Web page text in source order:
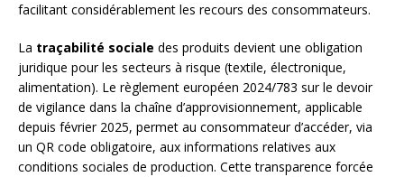
facilitant considérablement les recours des consommateurs.
La traçabilité sociale des produits devient une obligation
juridique pour les secteurs à risque (textile, électronique,
alimentation). Le règlement européen 2024/783 sur le devoir
de vigilance dans la chaîne d’approvisionnement, applicable
depuis février 2025, permet au consommateur d’accéder, via
un QR code obligatoire, aux informations relatives aux
conditions sociales de production. Cette transparence forcée